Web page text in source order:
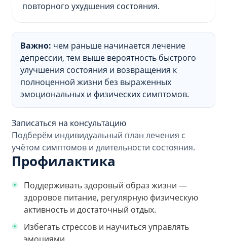
повторного ухудшения состояния.
Важно: чем раньше начинается лечение
депрессии, тем выше вероятность быстрого
улучшения состояния и возвращения к
полноценной жизни без выраженных
эмоциональных и физических симптомов.
Записаться на консультацию
Подберём индивидуальный план лечения с
учётом симптомов и длительности состояния.
Профилактика
Поддерживать здоровый образ жизни —
здоровое питание, регулярную физическую
активность и достаточный отдых.
Избегать стрессов и научиться управлять